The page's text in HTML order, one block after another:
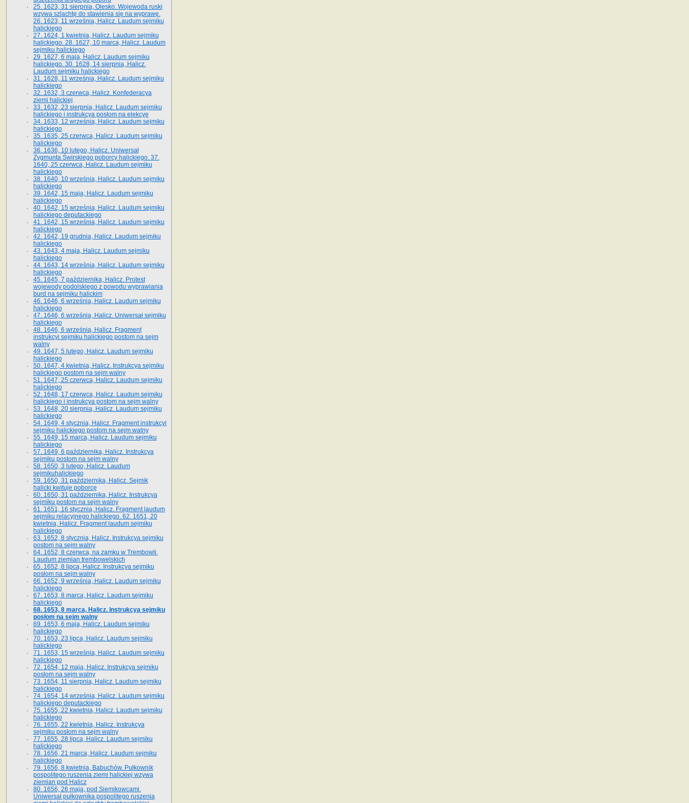
25. 1623, 31 sierpnia, Olesko. Wojewoda ruski
wzywa szlachtę do stawienia się na wyprawę.
26. 1623, 11 września, Halicz. Laudum sejmiku
halickiego
27. 1624, 1 kwietnia, Halicz. Laudum sejmiku
halickiego. 28. 1627, 10 marca, Halicz. Laudum
sejmiku halickiego
29. 1627, 6 maja, Halicz. Laudum sejmiku
halickiego. 30. 1628, 14 sierpnia, Halicz.
Laudum sejmiku halickiego
31. 1628, 11 września, Halicz. Laudum sejmiku
halickiego
32. 1632, 3 czerwca, Halicz. Konfederacya
ziemi halickiej
33. 1632, 23 sierpnia, Halicz. Laudum sejmiku
halickiego i instrukcya posłom na elekcyę
34. 1633, 12 września, Halicz. Laudum sejmiku
halickiego
35. 1635, 25 czerwca, Halicz. Laudum sejmiku
halickiego
36. 1636, 10 lutego, Halicz. Uniwersał
Zygmunta Świrskiego poborcy halickiego. 37.
1640, 25 czerwca, Halicz. Laudum sejmiku
halickiego
38. 1640, 10 września, Halicz. Laudum sejmiku
halickiego
39. 1642, 15 maja, Halicz. Laudum sejmiku
halickiego
40. 1642, 15 września, Halicz. Laudum sejmiku
halickiego deputackiego
41. 1642, 15 września, Halicz. Laudum sejmiku
halickiego
42. 1642, 19 grudnia, Halicz. Laudum sejmiku
halickiego
43. 1643, 4 maja, Halicz. Laudum sejmiku
halickiego
44. 1643, 14 września, Halicz. Laudum sejmiku
halickiego
45. 1645, 7 października, Halicz. Protest
wojewody podolskiego z powodu wyprawiania
burd na sejmiku halickim
46. 1646, 6 września, Halicz. Laudum sejmiku
halickiego
47. 1646, 6 września, Halicz. Uniwersał sejmiku
halickiego
48. 1646, 6 września, Halicz. Fragment
instrukcyi sejmiku halickiego postom na sejm
walny
49. 1647, 5 lutego, Halicz. Laudum sejmiku
halickiego
50. 1647, 4 kwietnia, Halicz. Instrukcya sejmiku
halickiego postom na sejm walny
51. 1647, 25 czerwca, Halicz. Laudum sejmiku
halickiego
52. 1648, 17 czerwca, Halicz. Laudum sejmiku
halickiego i instrukcya postom na sejm walny
53. 1648, 20 sierpnia, Halicz. Laudum sejmiku
halickiego
54. 1649, 4 stycznia, Halicz. Fragment instrukcyi
sejmiku halickiego postom na sejm walny
55. 1649, 15 marca, Halicz. Laudum sejmiku
halickiego
57. 1649, 6 października, Halicz. Instrukcya
sejmiku postom na sejm walny
58. 1650, 3 lutego, Halicz. Laudum
sejmikuhalickiego
59. 1650, 31 października, Halicz. Sejmik
halicki kwituje poborcę
60. 1650, 31 października, Halicz. Instrukcya
sejmiku postom na sejm walny
61. 1651, 16 stycznia, Halicz. Fragment laudum
sejmiku relacyjnego halickiego. 62. 1651, 20
kwietnia, Halicz. Fragment laudum sejmiku
halickiego
63. 1652, 8 stycznia, Halicz. Instrukcya sejmiku
postom na sejm walny
64. 1652, 8 czerwca, na zamku w Trembowli.
Laudum ziemian trembowelskich
65. 1652, 8 lipca, Halicz. Instrukcya sejmiku
posłom na sejm walny
66. 1652, 9 września, Halicz. Laudum sejmiku
halickiego
67. 1653, 8 marca, Halicz. Laudum sejmiku
halickiego
68. 1653, 8 marca, Halicz. Instrukcya sejmiku
posłom na sejm walny
69. 1653, 6 maja, Halicz. Laudum sejmiku
halickiego
70. 1653, 23 lipca, Halicz. Laudum sejmiku
halickiego
71. 1653, 15 września, Halicz. Laudum sejmiku
halickiego
72. 1654, 12 maja, Halicz. Instrukcya sejmiku
posłom na sejm walny
73. 1654, 11 sierpnia, Halicz. Laudum sejmiku
halickiego
74. 1654, 14 września, Halicz. Laudum sejmiku
halickiego deputackiego
75. 1655, 22 kwietnia, Halicz. Laudum sejmiku
halickiego
76. 1655, 22 kwietnia, Halicz. Instrukcya
sejmiku posłom na sejm walny
77. 1655, 28 lipca, Halicz. Laudum sejmiku
halickiego
78. 1656, 21 marca, Halicz. Laudum sejmiku
halickiego
79. 1656, 8 kwietnia, Babuchów. Pułkownik
pospolitego ruszenia ziemi halickiej wzywa
ziemian pod Halicz
80. 1656, 26 maja, pod Siemikowcami.
Uniwersał pułkownika pospolitego ruszenia